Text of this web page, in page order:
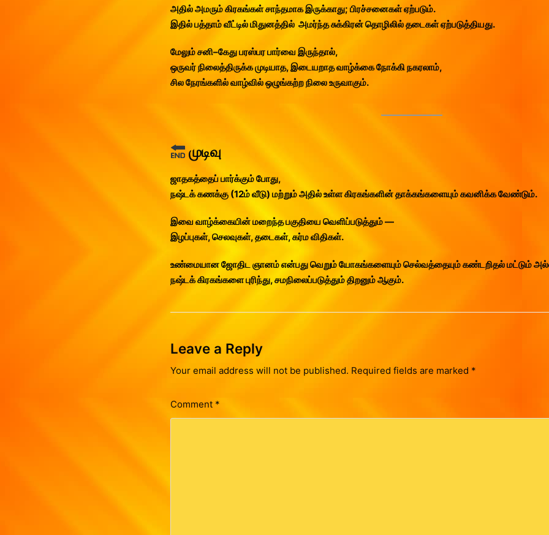
அதில் அமரும் கிரகங்கள் சாந்தமாக இருக்காது; பிரச்சனைகள் ஏற்படும்.
இதில் பத்தாம் வீட்டில் மிதுனத்தில் அமர்ந்த சுக்கிரன் தொழிலில் தடைகள் ஏற்படுத்தியது.
மேலும் சனி–கேது பரஸ்பர பார்வை இருந்தால்,
ஒருவர் நிலைத்திருக்க முடியாத, இடையறாத வாழ்க்கை நோக்கி நகரலாம்,
சில நேரங்களில் வாழ்வில் ஒழுங்கற்ற நிலை உருவாகும்.
முடிவு
ஜாதகத்தைப் பார்க்கும் போது,
நஷ்டக் கணக்கு (12ம் வீடு) மற்றும் அதில் உள்ள கிரகங்களின் தாக்கங்களையும் கவனிக்க வேண்டும்.
இவை வாழ்க்கையின் மறைந்த பகுதியை வெளிப்படுத்தும் —
இழப்புகள், செலவுகள், தடைகள், கர்ம விதிகள்.
உண்மையான ஜோதிட ஞானம் என்பது வெறும் யோகங்களையும் செல்வத்தையும் கண்டறிதல் மட்டும்
நஷ்டக் கிரகங்களை புரிந்து, சமநிலைப்படுத்தும் திறனும் ஆகும்.
Leave a Reply
Your email address will not be published. Required fields are marked *
Comment *